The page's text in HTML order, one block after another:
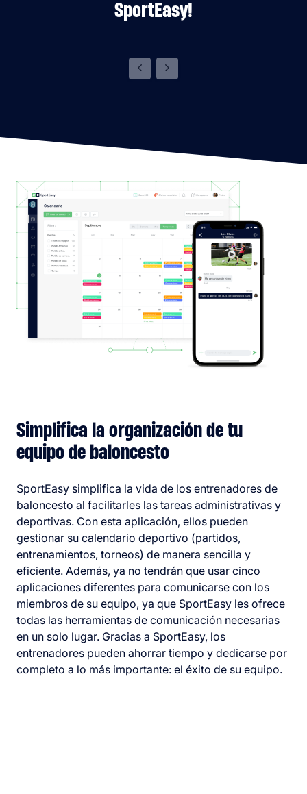
SportEasy!
Simplifica la organización de tu
equipo de baloncesto
SportEasy simplifica la vida de los entrenadores de
baloncesto al facilitarles las tareas administrativas y
deportivas. Con esta aplicación, ellos pueden
gestionar su calendario deportivo (partidos,
entrenamientos, torneos) de manera sencilla y
eficiente. Además, ya no tendrán que usar cinco
aplicaciones diferentes para comunicarse con los
miembros de su equipo, ya que SportEasy les ofrece
todas las herramientas de comunicación necesarias
en un solo lugar. Gracias a SportEasy, los
entrenadores pueden ahorrar tiempo y dedicarse por
completo a lo más importante: el éxito de su equipo.